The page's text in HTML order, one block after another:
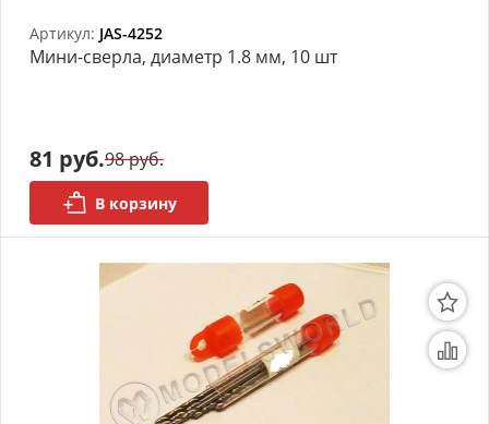
Артикул: JAS-4252
Мини-сверла, диаметр 1.8 мм, 10 шт
81 руб.98 руб.
В корзину